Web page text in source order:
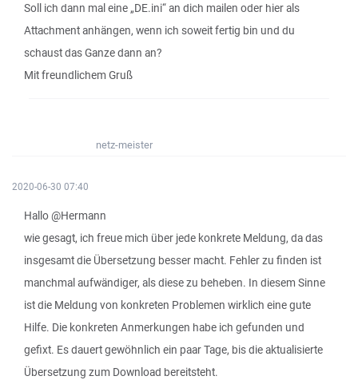
Soll ich dann mal eine „DE.ini“ an dich mailen oder hier als
Attachment anhängen, wenn ich soweit fertig bin und du
schaust das Ganze dann an?
Mit freundlichem Gruß
netz-meister
2020-06-30 07:40
Hallo @Hermann
wie gesagt, ich freue mich über jede konkrete Meldung, da das
insgesamt die Übersetzung besser macht. Fehler zu finden ist
manchmal aufwändiger, als diese zu beheben. In diesem Sinne
ist die Meldung von konkreten Problemen wirklich eine gute
Hilfe. Die konkreten Anmerkungen habe ich gefunden und
gefixt. Es dauert gewöhnlich ein paar Tage, bis die aktualisierte
Übersetzung zum Download bereitsteht.